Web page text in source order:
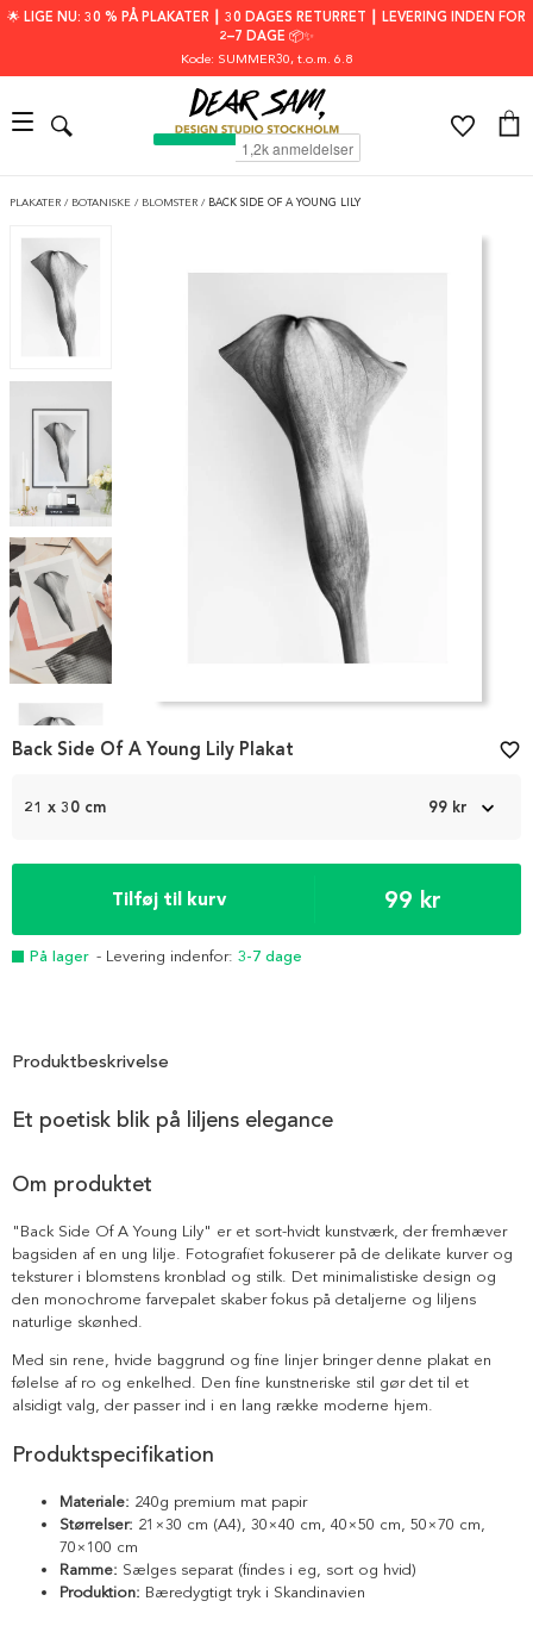
🌟 LIGE NU: 30 % PÅ PLAKATER ┃ 30 DAGES RETURRET ┃ LEVERING INDEN FOR
2–7 DAGE 📦✨
Kode: SUMMER30, t.o.m. 6.8
PLAKATER / BOTANISKE / BLOMSTER / BACK SIDE OF A YOUNG LILY
1
21 x 30 cm 99 kr
Tilføj til kurv 99 kr
På lager - Levering indenfor: 3-7 dage
Back Side Of A Young Lily Plakat favorite_border
Produktbeskrivelse
Et poetisk blik på liljens elegance
Om produktet
"Back Side Of A Young Lily" er et sort-hvidt kunstværk, der fremhæver
bagsiden af en ung lilje. Fotografiet fokuserer på de delikate kurver og
teksturer i blomstens kronblad og stilk. Det minimalistiske design og
den monochrome farvepalet skaber fokus på detaljerne og liljens
naturlige skønhed.
Med sin rene, hvide baggrund og fine linjer bringer denne plakat en
følelse af ro og enkelhed. Den fine kunstneriske stil gør det til et
alsidigt valg, der passer ind i en lang række moderne hjem.
Produktspecifikation
Materiale: 240g premium mat papir
Størrelser: 21×30 cm (A4), 30×40 cm, 40×50 cm, 50×70 cm,
70×100 cm
Ramme: Sælges separat (findes i eg, sort og hvid)
Produktion: Bæredygtigt tryk i Skandinavien